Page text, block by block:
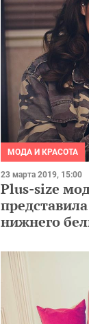
МОДА И КРАСОТА
23 марта 2019, 15:00
Plus-size
нижнего